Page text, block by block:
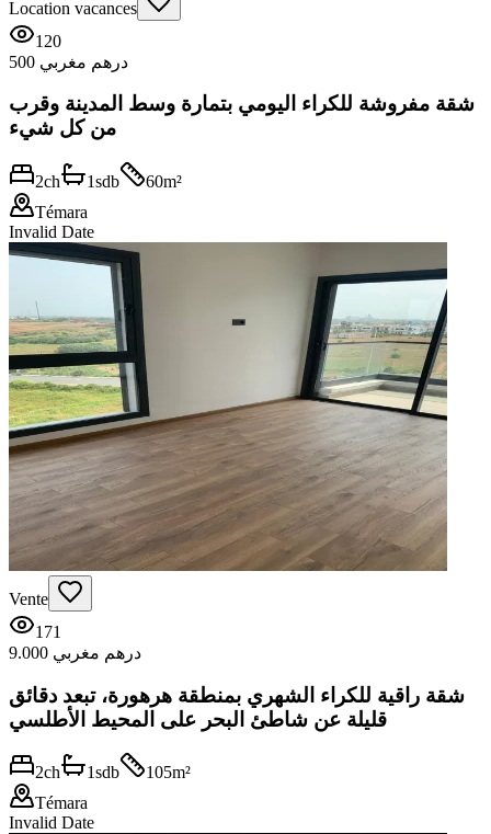
Location vacances
120
500 درهم مغربي
شقة مفروشة للكراء اليومي بتمارة وسط المدينة وقرب
من كل شيء
2ch 1sdb 60m²
Témara
Invalid Date
Vente
171
9.000 درهم مغربي
شقة راقية للكراء الشهري بمنطقة هرهورة، تبعد دقائق
قليلة عن شاطئ البحر على المحيط الأطلسي
2ch 1sdb 105m²
Témara
Invalid Date